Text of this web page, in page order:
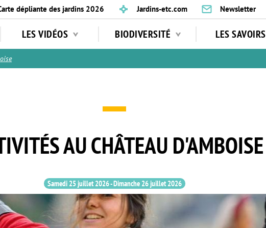
dépliante des jardins 2026 Jardins-etc.com Newsletter
LES VIDÉOS BIODIVERSITÉ LES SAVOIRS
AU CHÂTEAU D'AMBOISE
Samedi 25 juillet 2026-Dimanche 26 juillet 2026